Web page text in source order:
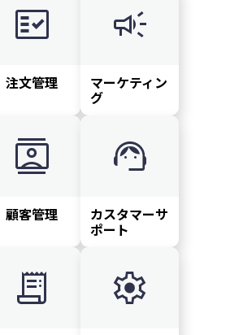
fact_check
注文管理
campaign
マーケティン
グ
contacts
顧客管理
support_agent
カスタマーサ
ポート
receipt_long settings